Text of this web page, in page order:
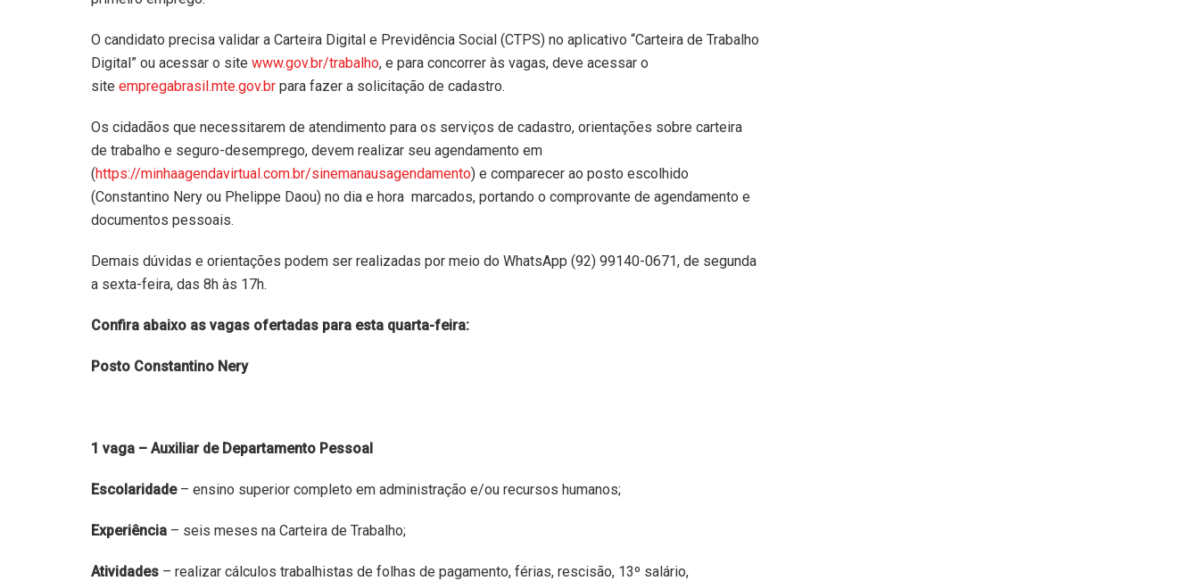
O candidato precisa validar a Carteira Digital e Previdência Social (CTPS) no aplicativo “Carteira de Trabalho
Digital” ou acessar o site www.gov.br/trabalho, e para concorrer às vagas, deve acessar o
site empregabrasil.mte.gov.br para fazer a solicitação de cadastro.
Os cidadãos que necessitarem de atendimento para os serviços de cadastro, orientações sobre carteira
de trabalho e seguro-desemprego, devem realizar seu agendamento em
(https://minhaagendavirtual.com.br/sinemanausagendamento) e comparecer ao posto escolhido
(Constantino Nery ou Phelippe Daou) no dia e hora marcados, portando o comprovante de agendamento e
documentos pessoais.
Demais dúvidas e orientações podem ser realizadas por meio do WhatsApp (92) 99140-0671, de segunda
a sexta-feira, das 8h às 17h.
Confira abaixo as vagas ofertadas para esta quarta-feira:
Posto Constantino Nery
1 vaga – Auxiliar de Departamento Pessoal
Escolaridade– ensino superior completo em administração e/ou recursos humanos;
Experiência – seis meses na Carteira de Trabalho;
Atividades – realizar cálculos trabalhistas de folhas de pagamento, férias, rescisão, 13º salário,